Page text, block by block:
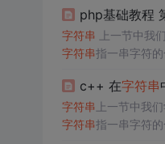
php基础教程
字符串 上一节中我
字符串指一串字符
点是带有 双引号符或
c++ 在字符串
字符串 上一节中我
字符串指一串字符